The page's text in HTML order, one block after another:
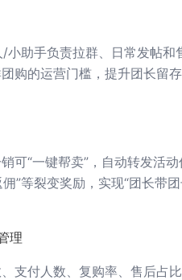
小助手负责拉群、日常发帖和
购的运营门槛，提升团长留
可“一键帮卖”，自动转发活
”等裂变奖励，实现“团长带
理
支付人数、复购率、售后占